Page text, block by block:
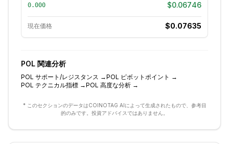
0.000 $0.06746
現在価格 $0.07635
POL 関連分析
POL サポート/レジスタンス →POL ピボットポイント →
POL テクニカル指標 →POL 高度な分析 →
* このセクションのデータはCOINOTAG AIによって生成されたもので、参考目
的のみです。投資アドバイスではありません。